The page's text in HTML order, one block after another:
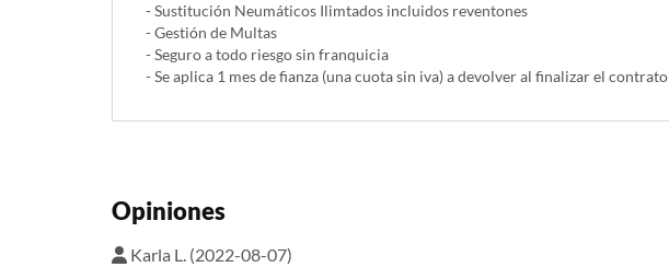
- Sustitución Neumáticos Ilimtados incluidos reventones
- Gestión de Multas
- Seguro a todo riesgo sin franquicia
- Se aplica 1 mes de fianza (una cuota sin iva) a devolver al finalizar el contrato
Opiniones
Karla L. (2022-08-07)